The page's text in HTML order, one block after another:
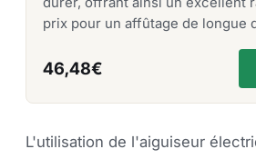
prix pour un affûtage de longue
46,48€
L'utilisation de l'aiguiseur